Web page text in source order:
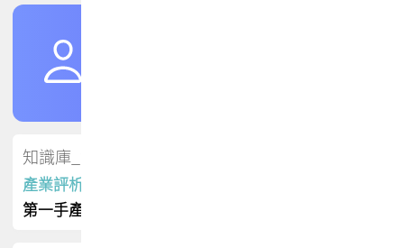
知識庫_會員專屬
產業評析報告
第一手產業資訊